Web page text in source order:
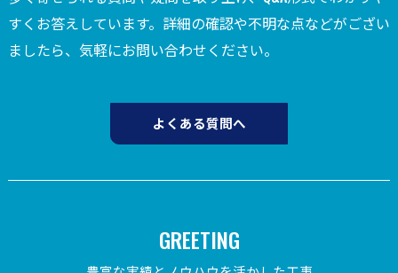
すくお答えしています。詳細の確認や不明な点などがござい
ましたら、気軽にお問い合わせください。
よくある質問へ
GREETING